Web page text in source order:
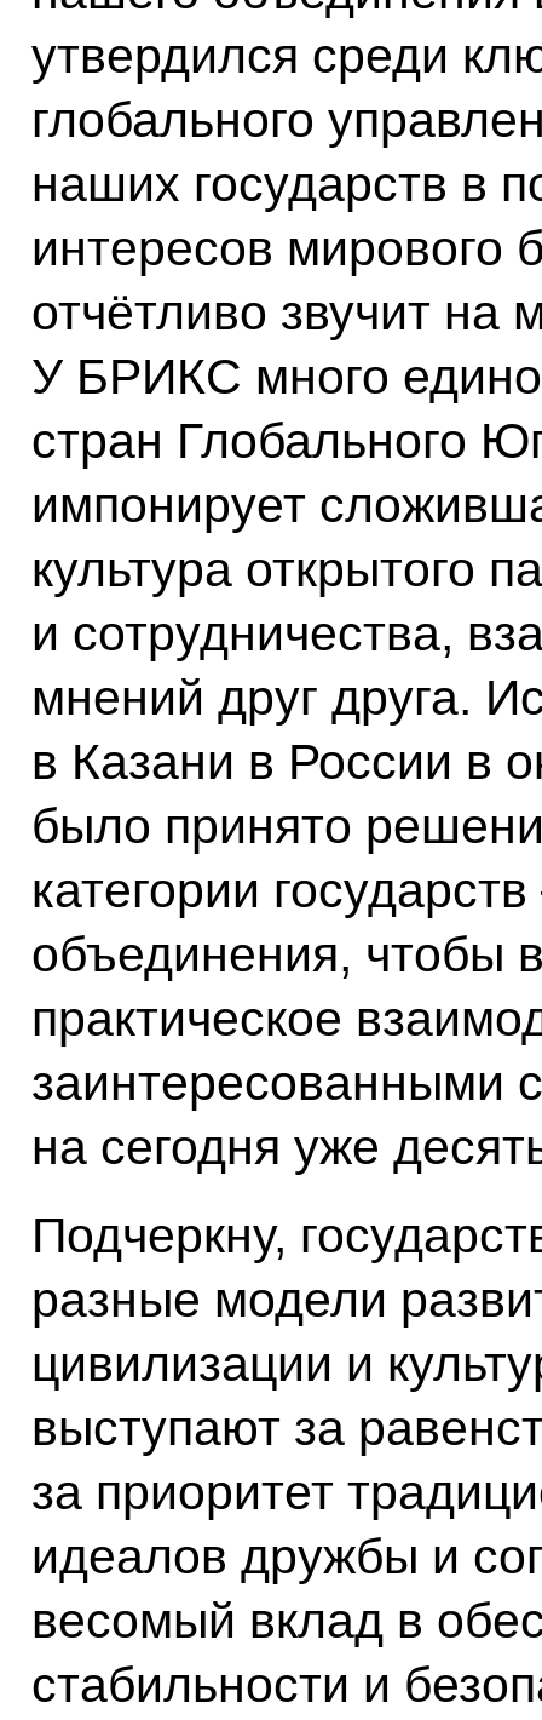
утвердился среди
глобального
наших государств в
интересов мирового
отчётливо звучит
У БРИКС много
стран Глобального
импонирует
культура открытого
и сотрудничества,
мнений друг друга.
в Казани в России в
было принято
категории
объединения, чтобы
практическое
заинтересованными
на сегодня уже
Подчеркну,
разные модели
цивилизации и
выступают за
за приоритет
идеалов дружбы и
весомый вклад в
стабильности и